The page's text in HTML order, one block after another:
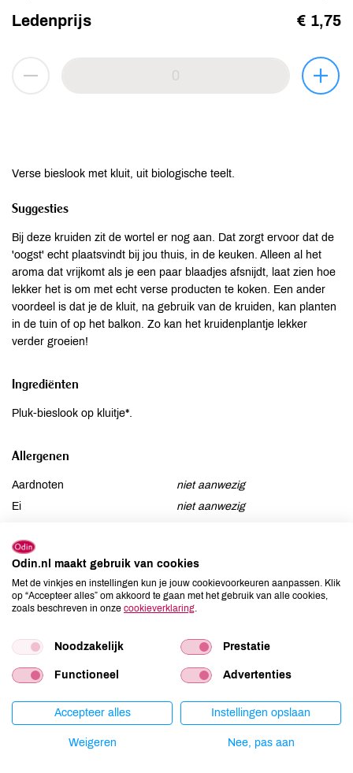
Ledenprijs € 1,75
Verse bieslook met kluit, uit biologische teelt.
Suggesties
Bij deze kruiden zit de wortel er nog aan. Dat zorgt ervoor dat de
'oogst' echt plaatsvindt bij jou thuis, in de keuken. Alleen al het
aroma dat vrijkomt als je een paar blaadjes afsnijdt, laat zien hoe
lekker het is om met echt verse producten te koken. Een ander
voordeel is dat je de kluit, na gebruik van de kruiden, kan planten
in de tuin of op het balkon. Zo kan het kruidenplantje lekker
verder groeien!
Ingrediënten
Pluk-bieslook op kluitje*.
Allergenen
Aardnoten
niet aanwezig
Ei
niet aanwezig
Lactose
Lupine
niet aanwezig
Mosterd
niet aanwezig
Noten
niet aanwezig
Selderij
niet aanwezig
Sesam
niet aanwezig
niet aanwezig
Weekdieren
niet aanwezig
Odin.nl maakt gebruik van cookies
Met de vinkjes en instellingen kun je jouw cookievoorkeuren aanpassen. Klik
op “Accepteer alles” om akkoord te gaan met het gebruik van alle cookies,
zoals beschreven in onze cookieverklaring
Noodzakelijk Prestatie
Functioneel Advertenties
Accepteer alles Instellingen opslaan
Weigeren Nee, pas aan